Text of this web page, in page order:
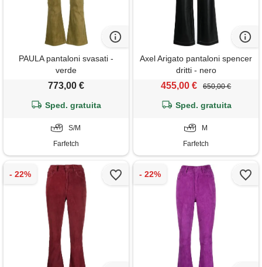
PAULA pantaloni svasati -
verde
773,00 €
Sped. gratuita
S/M
Farfetch
Axel Arigato pantaloni spencer
dritti - nero
455,00 € 650,00 €
Sped. gratuita
M
Farfetch